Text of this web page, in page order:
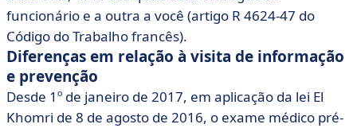
funcionário e a outra a você (artigo R 4624-47 do
Código do Trabalho francês).
Diferenças em relação à visita de informação
e prevenção
Desde 1º de janeiro de 2017, em aplicação da lei El
Khomri de 8 de agosto de 2016, o exame médico pré-